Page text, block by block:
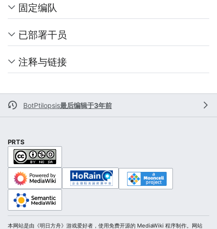
固定编队
已部署干员
注释与链接
BotPtilopsis最后编辑于3年前
PRTS
本网站是由《明日方舟》游戏爱好者，使用免费开源的 MediaWiki 程序制作。网站